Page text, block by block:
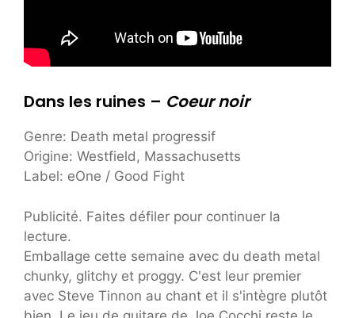
Dans les ruines – Coeur noir
Genre: Death metal progressif
Origine: Westfield, Massachusetts
Label: eOne / Good Fight
Publicité. Faites défiler pour continuer la
lecture.
Emballage cette semaine avec du death metal
chunky, glitchy et proggy. C'est leur premier
avec Steve Tinnon au chant et il s'intègre plutôt